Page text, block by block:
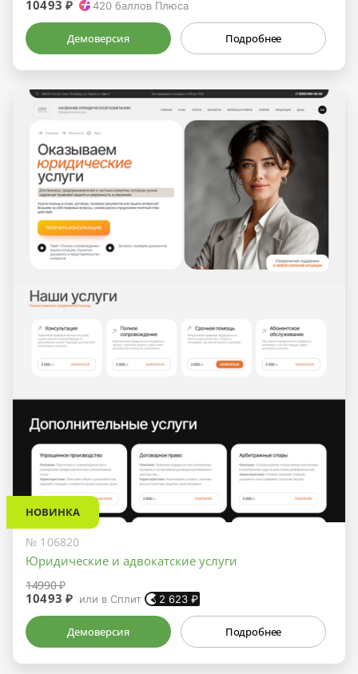
10493 ₽ 420 баллов Плюса
Демоверсия Подробнее
НОВИНКА
№ 106820
Юридические и адвокатские услуги
14990 ₽
10493 ₽ или в Сплит 2 623 ₽
Демоверсия Подробнее